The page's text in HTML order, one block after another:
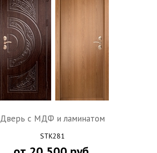
Дверь c МДФ и ламинатом
STK281